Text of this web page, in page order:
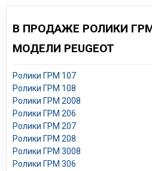
В ПРОДАЖЕ РОЛИКИ
МОДЕЛИ PEUGEOT
Ролики ГРМ 107
Ролики ГРМ 108
Ролики ГРМ 2008
Ролики ГРМ 206
Ролики ГРМ 207
Ролики ГРМ 208
Ролики ГРМ 3008
Ролики ГРМ 306